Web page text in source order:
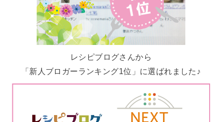
レシピブログさんから
「新人ブロガーランキング1位」に選ばれました♪